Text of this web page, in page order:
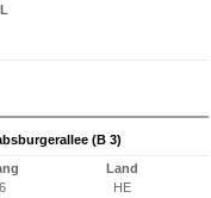
(B 3)
Land
HE